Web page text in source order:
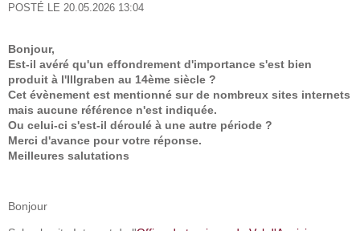
POSTÉ LE 20.05.2026 13:04
Bonjour,
Est-il avéré qu'un effondrement d'importance s'est bien
produit à l'Illgraben au 14ème siècle ?
Cet évènement est mentionné sur de nombreux sites internets
mais aucune référence n'est indiquée.
Ou celui-ci s'est-il déroulé à une autre période ?
Merci d'avance pour votre réponse.
Meilleures salutations
Bonjour